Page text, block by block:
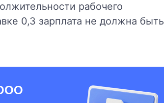
рабочего
0,3 зарплата не должна быть